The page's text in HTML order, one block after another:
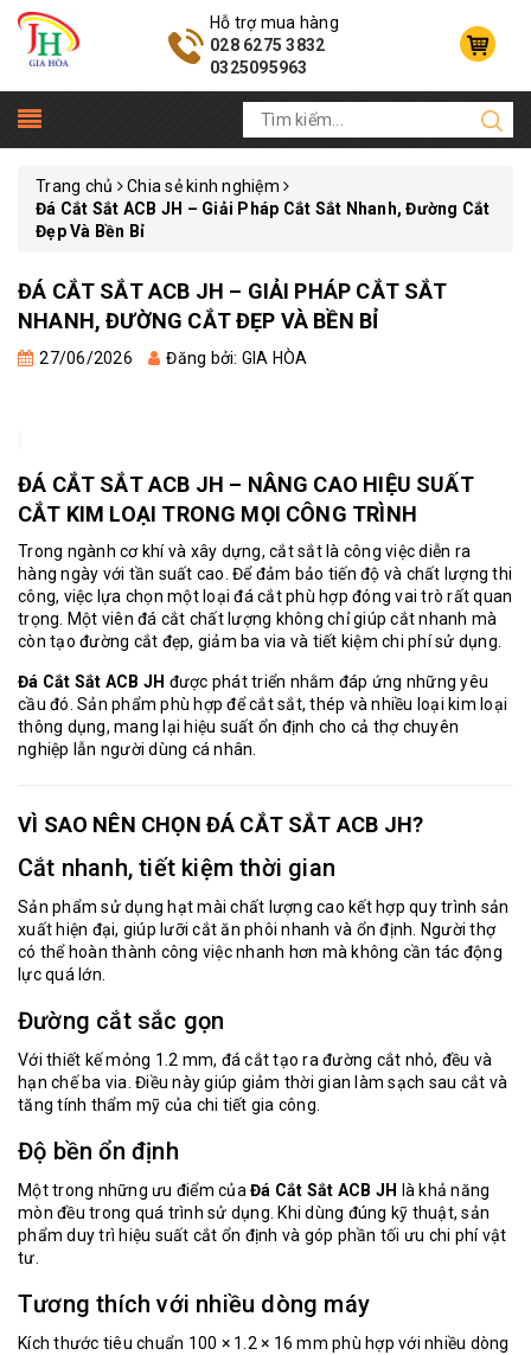
Hỗ trợ mua hàng
028 6275 3832
0325095963
Trang chủ
Chia sẻ kinh nghiệm
Đá Cắt Sắt ACB JH – Giải Pháp Cắt Sắt Nhanh, Đường Cắt
Đẹp Và Bền Bỉ
ĐÁ CẮT SẮT ACB JH – GIẢI PHÁP CẮT SẮT
NHANH, ĐƯỜNG CẮT ĐẸP VÀ BỀN BỈ
27/06/2026 Đăng bởi: GIA HÒA
ĐÁ CẮT SẮT ACB JH – NÂNG CAO HIỆU SUẤT
CẮT KIM LOẠI TRONG MỌI CÔNG TRÌNH
Trong ngành cơ khí và xây dựng, cắt sắt là công việc diễn ra
hàng ngày với tần suất cao. Để đảm bảo tiến độ và chất lượng thi
công, việc lựa chọn một loại đá cắt phù hợp đóng vai trò rất quan
trọng. Một viên đá cắt chất lượng không chỉ giúp cắt nhanh mà
còn tạo đường cắt đẹp, giảm ba via và tiết kiệm chi phí sử dụng.
Đá Cắt Sắt ACB JH được phát triển nhằm đáp ứng những yêu
cầu đó. Sản phẩm phù hợp để cắt sắt, thép và nhiều loại kim loại
thông dụng, mang lại hiệu suất ổn định cho cả thợ chuyên
nghiệp lẫn người dùng cá nhân.
VÌ SAO NÊN CHỌN ĐÁ CẮT SẮT ACB JH?
Cắt nhanh, tiết kiệm thời gian
Sản phẩm sử dụng hạt mài chất lượng cao kết hợp quy trình sản
xuất hiện đại, giúp lưỡi cắt ăn phôi nhanh và ổn định. Người thợ
có thể hoàn thành công việc nhanh hơn mà không cần tác động
lực quá lớn.
Đường cắt sắc gọn
Với thiết kế mỏng 1.2 mm, đá cắt tạo ra đường cắt nhỏ, đều và
hạn chế ba via. Điều này giúp giảm thời gian làm sạch sau cắt và
tăng tính thẩm mỹ của chi tiết gia công.
Độ bền ổn định
Một trong những ưu điểm của Đá Cắt Sắt ACB JH
là khả năng
mòn đều trong quá trình sử dụng. Khi dùng đúng kỹ thuật, sản
phẩm duy trì hiệu suất cắt ổn định và góp phần tối ưu chi phí vật
tư.
Tương thích với nhiều dòng máy
Kích thước tiêu chuẩn 100 × 1.2 × 16 mm phù hợp với nhiều dòng